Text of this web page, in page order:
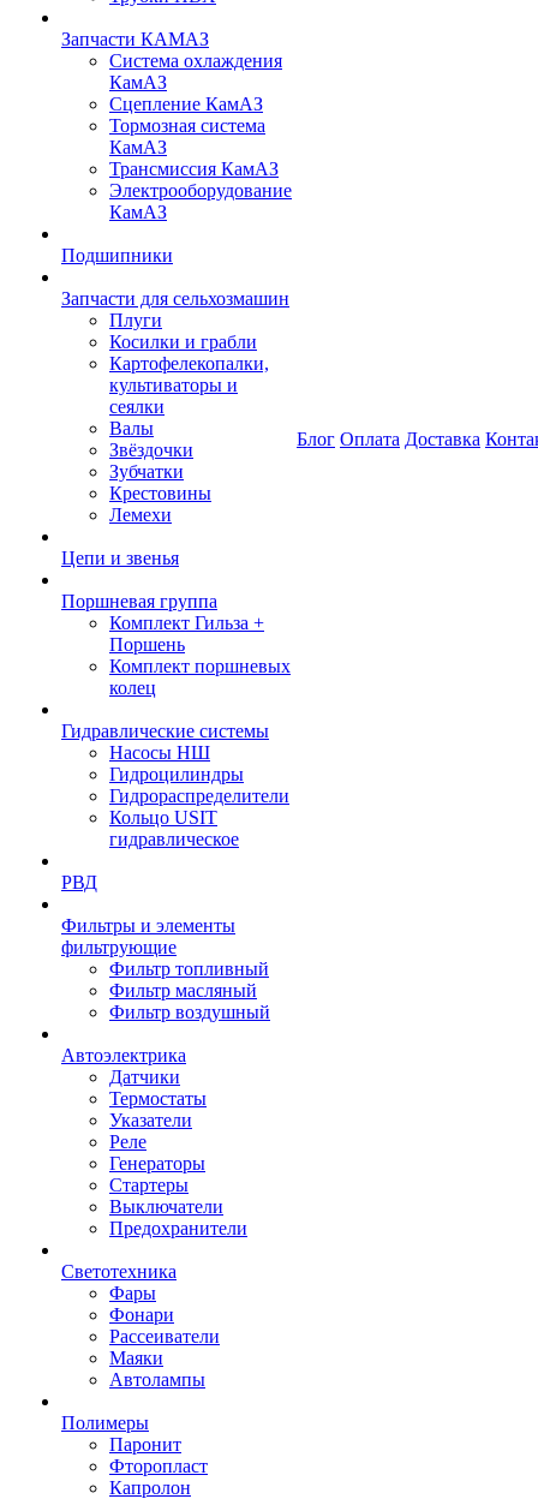
Запчасти КАМАЗ
Система охлаждения
КамАЗ
Сцепление КамАЗ
Тормозная система
КамАЗ
Трансмиссия КамАЗ
Электрооборудование
КамАЗ
Подшипники
Запчасти для сельхозмашин
Плуги
Косилки и грабли
Картофелекопалки,
культиваторы и
сеялки
Валы
Звёздочки
Зубчатки
Крестовины
Лемехи
Цепи и звенья
Поршневая группа
Комплект Гильза +
Поршень
Комплект поршневых
колец
Гидравлические системы
Насосы НШ
Гидроцилиндры
Гидрораспределители
Кольцо USIT
гидравлическое
РВД
Фильтры и элементы
фильтрующие
Фильтр топливный
Фильтр масляный
Фильтр воздушный
Автоэлектрика
Датчики
Термостаты
Указатели
Реле
Генераторы
Стартеры
Выключатели
Предохранители
Светотехника
Фары
Фонари
Рассеиватели
Маяки
Автолампы
Полимеры
Паронит
Фторопласт
Капролон
Блог Оплата Доставка